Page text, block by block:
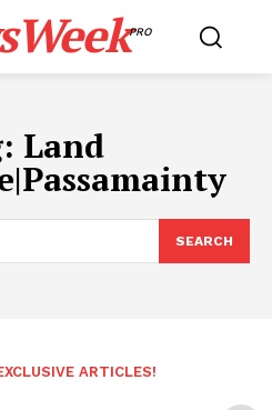
PRO
Land
SEARCH
ARTICLES!